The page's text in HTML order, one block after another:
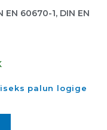
60670-1, DIN EN
palun logige